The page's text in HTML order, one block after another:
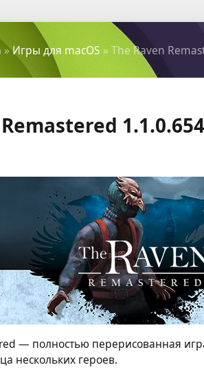
»Игры для macOS » The Raven
1.1.0.654
— полностью перерисованная
нескольких героев.